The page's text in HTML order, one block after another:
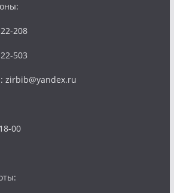
208
503
zirbib@yandex.ru
00